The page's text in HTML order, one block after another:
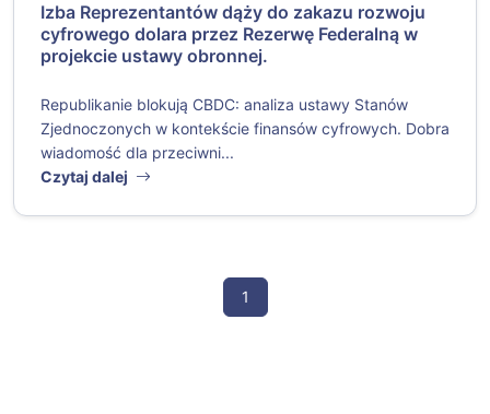
Izba Reprezentantów dąży do zakazu rozwoju
cyfrowego dolara przez Rezerwę Federalną w
projekcie ustawy obronnej.
Republikanie blokują CBDC: analiza ustawy Stanów
Zjednoczonych w kontekście finansów cyfrowych. Dobra
wiadomość dla przeciwni...
Czytaj dalej
1